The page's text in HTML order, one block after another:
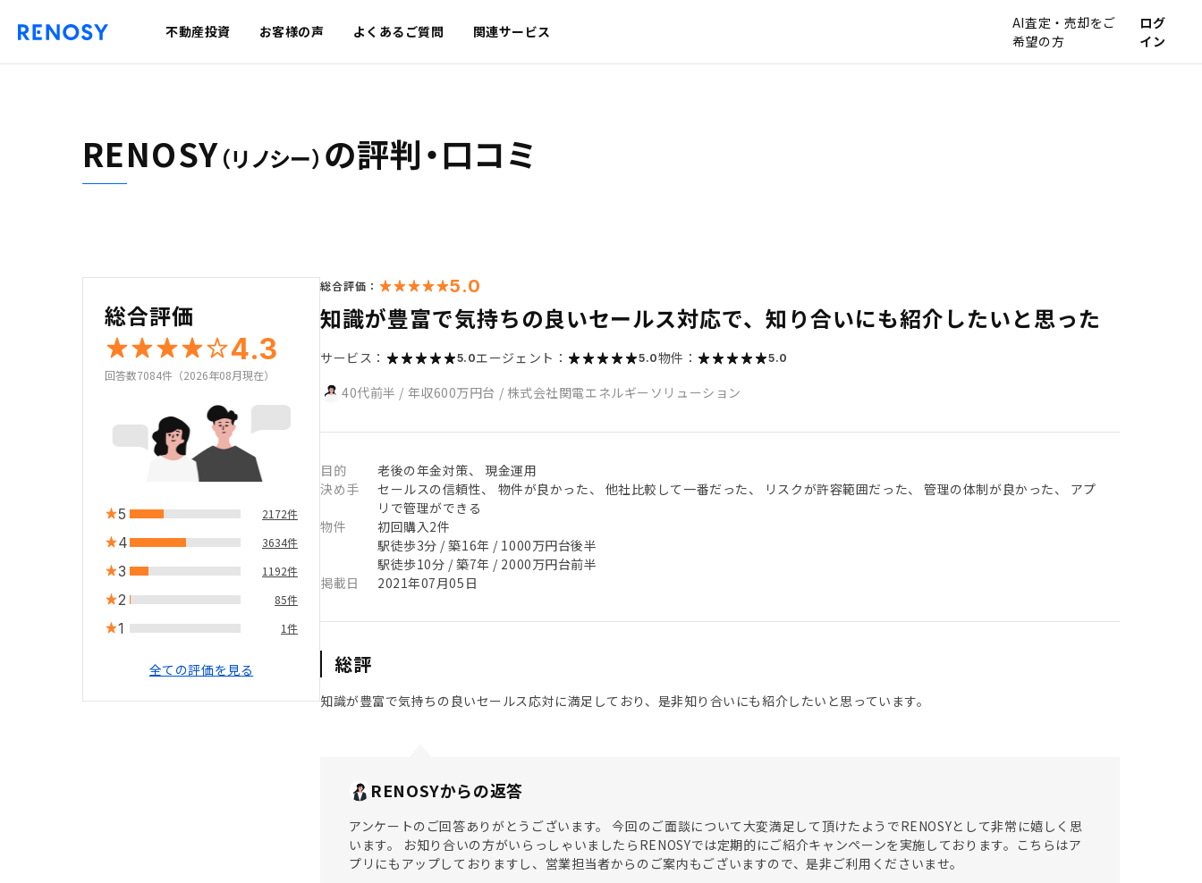
不動産投資 お客様の声 よくあるご質問 関連サービス
AI査定・売却をご
希望の方
ログ
イン
RENOSY（リノシー） の評判・口コミ
総合評価
4.3
回答数7084件（2026年08月現在）
5 2172件
4 3634件
3 1192件
2 85件
1 1件
全ての評価を見る
総合評価： 5.0
知識が豊富で気持ちの良いセールス対応で、知り合いにも紹介したいと思った
サービス： 5.0エージェント： 5.0物件： 5.0
40代前半 / 年収600万円台 / 株式会社関電エネルギーソリューション
目的
老後の年金対策、 現金運用
決め手
セールスの信頼性、 物件が良かった、 他社比較して一番だった、 リスクが許容範囲だった、 管理の体制が良かった、 アプ
リで管理ができる
物件
初回購入2件
駅徒歩3分 / 築16年 / 1000万円台後半
駅徒歩10分 / 築7年 / 2000万円台前半
掲載日
2021年07月05日
総評
知識が豊富で気持ちの良いセールス応対に満足しており、是非知り合いにも紹介したいと思っています。
RENOSYからの返答
アンケートのご回答ありがとうございます。 今回のご面談について大変満足して頂けたようでRENOSYとして非常に嬉しく思
います。 お知り合いの方がいらっしゃいましたらRENOSYでは定期的にご紹介キャンペーンを実施しております。こちらはア
プリにもアップしておりますし、営業担当者からのご案内もございますので、是非ご利用くださいませ。